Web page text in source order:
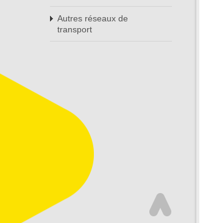
Autres réseaux de
transport